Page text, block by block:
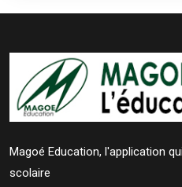
Magoé Education, l'application
scolaire